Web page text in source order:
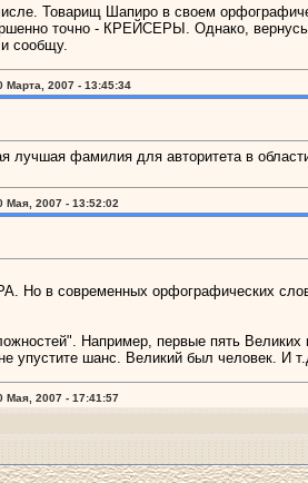
Товарищ Шапиро в своем
точно - КРЕЙСЕРЫ. Однако,
сообщу.
Марта, 2007 - 13:45:34
лучшая фамилия для авторитета в
Мая, 2007 - 13:52:02
Но в современных орфографических
Например, первые пять
упустите шанс. Великий был человек. И
Мая, 2007 - 17:41:57